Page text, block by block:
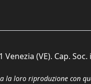
(VE). Cap. Soc.
loro riproduzione con